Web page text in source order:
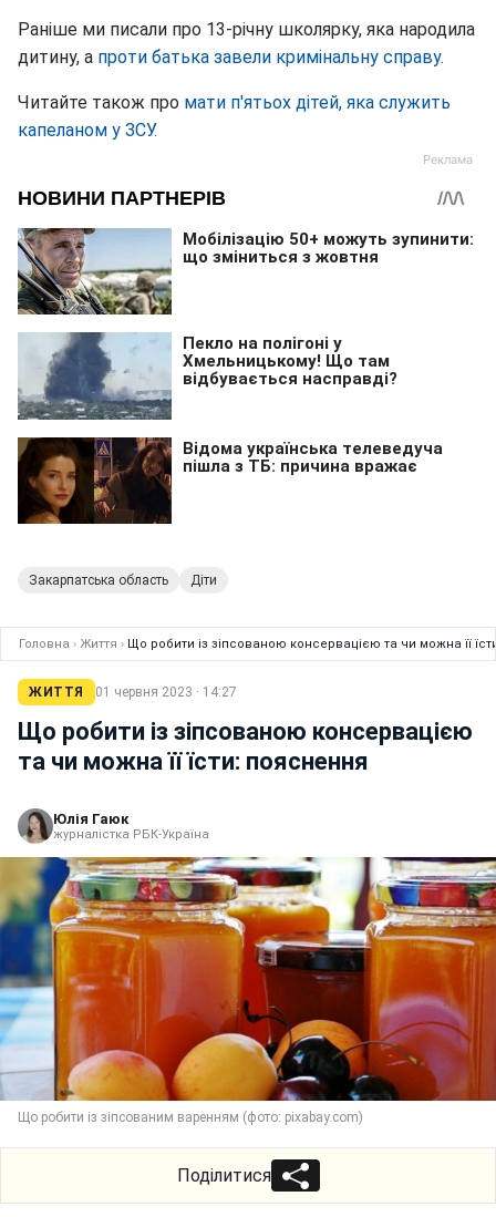
Раніше ми писали про 13-річну школярку, яка народила
дитину, а проти батька завели кримінальну справу.
Читайте також про мати п'ятьох дітей, яка служить
капеланом у ЗСУ.
Закарпатська область Діти
Головна › Життя › Що робити із зіпсованою консервацією та чи можна її
ЖИТТЯ 01 червня 2023 · 14:27
Що робити із зіпсованою консервацією
та чи можна її їсти: пояснення
Юлія Гаюк
журналістка РБК-Україна
Що робити із зіпсованим варенням (фото: pixabay.com)
Поділитися